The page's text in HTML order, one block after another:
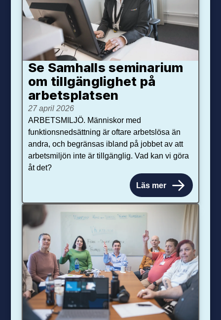
Se Samhalls seminarium
om tillgänglighet på
arbetsplatsen
27 april 2026
ARBETSMILJÖ. Människor med
funktionsnedsättning är oftare arbetslösa än
andra, och begränsas ibland på jobbet av att
arbetsmiljön inte är tillgänglig. Vad kan vi göra
åt det?
Läs mer